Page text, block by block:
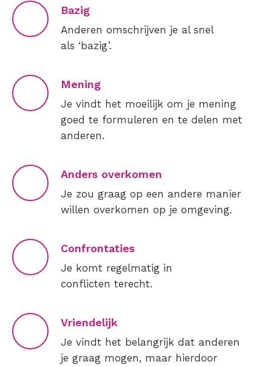
Bazig
Anderen omschrijven je al snel
als ‘bazig’.
Mening
Je vindt het moeilijk om je mening
goed te formuleren en te delen met
anderen.
Anders overkomen
Je zou graag op een andere manier
willen overkomen op je omgeving.
Confrontaties
Je komt regelmatig in
conflicten terecht.
Vriendelijk
Je vindt het belangrijk dat anderen
je graag mogen, maar hierdoor